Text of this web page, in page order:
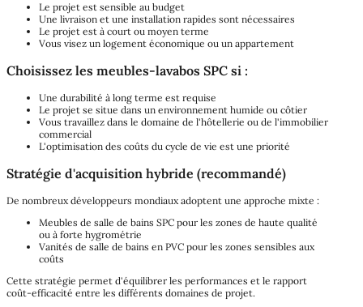
Le projet est sensible au budget
Une livraison et une installation rapides sont nécessaires
Le projet est à court ou moyen terme
Vous visez un logement économique ou un appartement
Choisissez les meubles-lavabos SPC si :
Une durabilité à long terme est requise
Le projet se situe dans un environnement humide ou côtier
Vous travaillez dans le domaine de l'hôtellerie ou de l'immobilier
commercial
L'optimisation des coûts du cycle de vie est une priorité
Stratégie d'acquisition hybride (recommandé)
De nombreux développeurs mondiaux adoptent une approche mixte :
Meubles de salle de bains SPC pour les zones de haute qualité
ou à forte hygrométrie
Vanités de salle de bains en PVC pour les zones sensibles aux
coûts
Cette stratégie permet d'équilibrer les performances et le rapport
coût-efficacité entre les différents domaines de projet.